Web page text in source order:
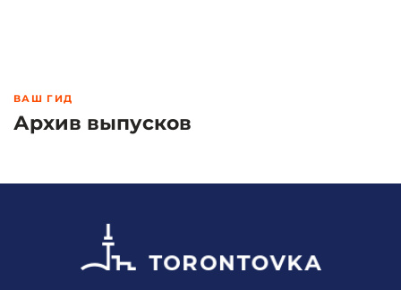
ВАШ ГИД
Архив выпусков